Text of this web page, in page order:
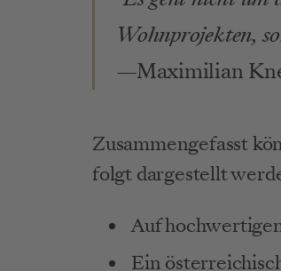
Wohnprojekten,
—Maximilian
Zusammengefasst
folgt dargestellt
Auf
Ein